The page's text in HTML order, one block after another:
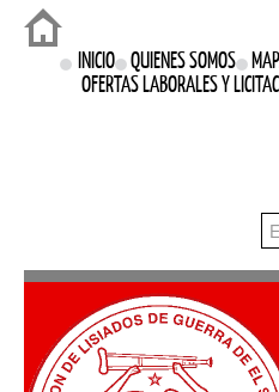
Login
INICIO QUIENES SOMOS
OFERTAS LABORALES Y
Proyectos
Prensa